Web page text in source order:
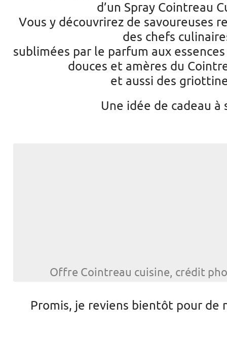
d’un Spray Cointreau
Vous y découvrirez de savoureuses
des chefs
sublimées par le parfum aux
douces et amères du
et aussi des
Une idée de cadeau à
Offre Cointreau cuisine, crédit
Promis, je reviens bientôt pour de